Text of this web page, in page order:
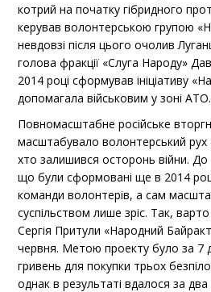
котрий на початку гібридного
керував волонтерською групою
невдовзі після цього очолив
голова фракції «Слуга Народу»
2014 році сформував ініціативу
допомагала військовим у зоні АТО.
Повномасштабне російське
масштабувало волонтерський
хто залишився осторонь війни. До
що були сформовані ще в 2014
команди волонтерів, а сам
суспільством лише зріс. Так, варто
Сергія Притули «Народний
червня. Метою проекту було за 7
гривень для покупки трьох
однак в результаті вдалося за два